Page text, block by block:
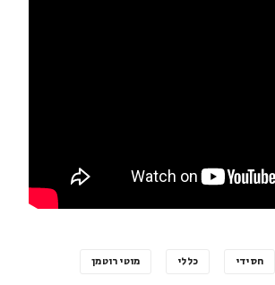
חסידי כללי מוטי רוטמן